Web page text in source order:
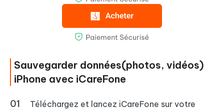
Sauvegarder données(photos, vidéos)
iPhone avec iCareFone
Téléchargez et lancez iCareFone sur votre